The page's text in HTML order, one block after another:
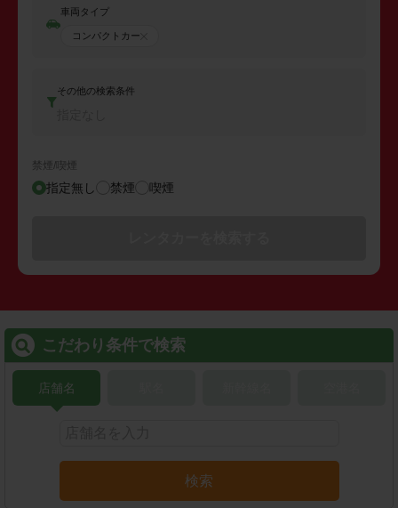
車両タイプ
コンパクトカー
その他の検索条件
禁煙/喫煙
指定無し 禁煙 喫煙
こだわり条件で検索
店舗名
検索